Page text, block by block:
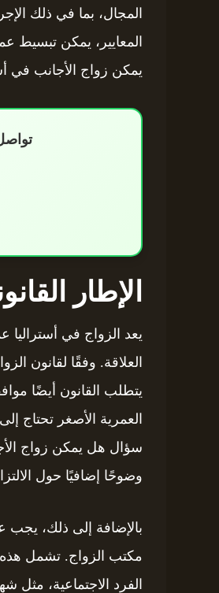
المجال، بما في ذلك
المعايير، يمكن تبسيط
يمكن زواج الأجانب في
الإطار
يعد الزواج في أستراليا
العمرية الأصغر تحتاج
وضوحًا إضافيًا حول
بالإضافة إلى ذلك، يجب
مكتب الزواج. تشمل هذه
الفرد الاجتماعية، مثل